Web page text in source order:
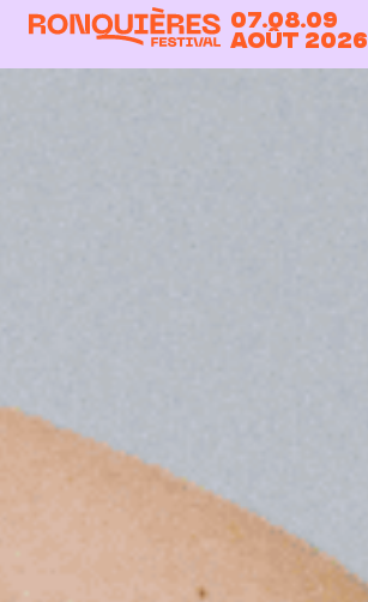
07.08.09
Août 2026